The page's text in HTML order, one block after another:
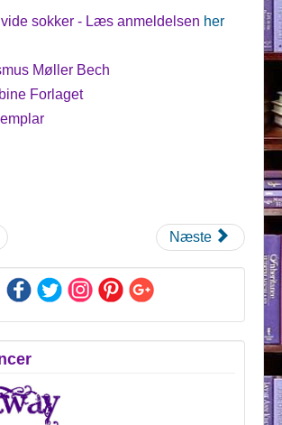
sokker - Læs anmeldelsen her
Møller Bech
Forlaget
Næste